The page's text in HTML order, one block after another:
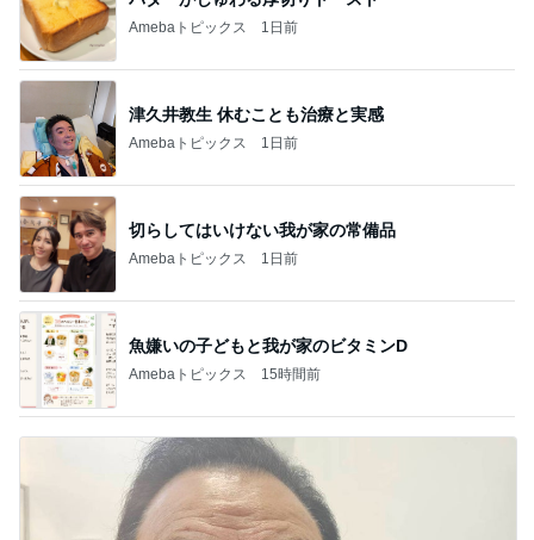
Amebaトピックス 1日前
津久井教生 休むことも治療と実感
Amebaトピックス 1日前
切らしてはいけない我が家の常備品
Amebaトピックス 1日前
魚嫌いの子どもと我が家のビタミンD
Amebaトピックス 15時間前